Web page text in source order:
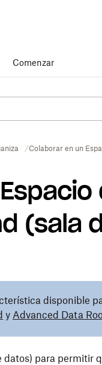
Comenzar
Colaborar en un
(sala
disponible
y Advanced Data
para permitir